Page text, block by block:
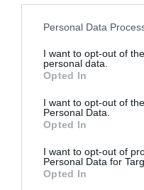
Please note that this
not limited to your visit or
grant or deny consent to
use your data for below
consent section.
Personal Data
I want to opt-out of
personal data.
Opted In
I want to opt-out of
Personal Data.
Opted In
I want to opt-out of
Personal Data for
Opted In
2026-08-06.
3 ok, amiért egy idősebb